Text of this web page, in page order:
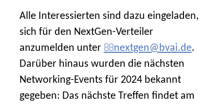
Alle Interessierten sind dazu eingeladen,
sich für den NextGen-Verteiler
anzumelden unter
nextgen@bvai.de.
Darüber hinaus wurden die nächsten
Networking-Events für 2024 bekannt
gegeben: Das nächste Treffen findet am